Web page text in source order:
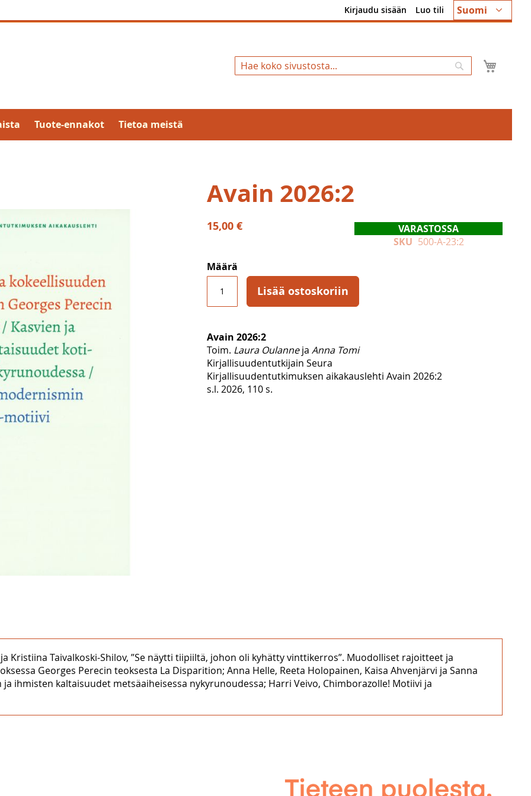
Kieli
Suomi
Kirjaudu sisään Luo tili
Hae
Tuote-ennakot Tietoa meistä
Avain 2026:2
15,00 €
VARASTOSSA
SKU 500-A-23:2
Määrä
Lisää ostoskoriin
Avain 2026:2
Toim. Laura Oulanneja Anna Tomi
Kirjallisuudentutkijain Seura
Kirjallisuudentutkimuksen aikakauslehti Avain 2026:2
s.l. 2026, 110 s.
Kristiina Taivalkoski-Shilov, ”Se näytti tiipiiltä, johon oli kyhätty vinttikerros”. Muodolliset rajoitteet ja
Georges Perecin teoksesta La Disparition; Anna Helle, Reeta Holopainen, Kaisa Ahvenjärvi ja Sanna
ihmisten kaltaisuudet metsäaiheisessa nykyrunoudessa; Harri Veivo, Chimborazolle! Motiivi ja